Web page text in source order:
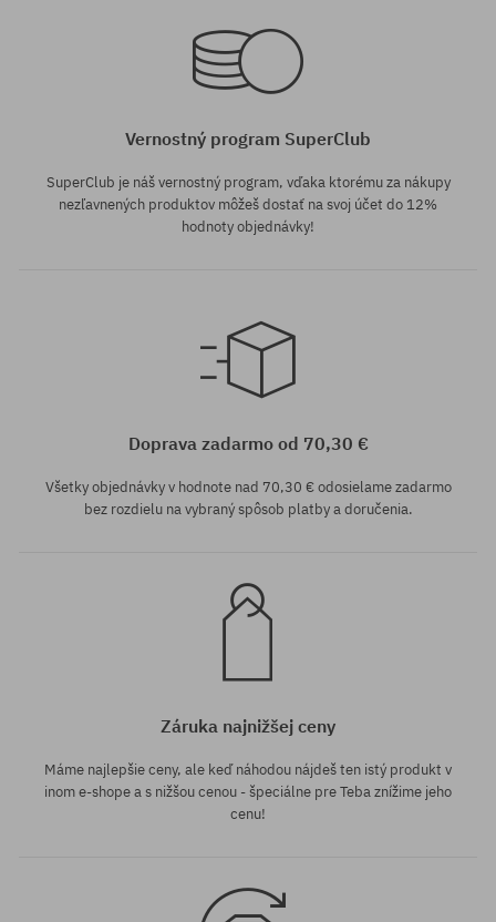
univerzálna veľkosť
Vernostný program SuperClub
SuperClub je náš vernostný program, vďaka ktorému za nákupy
nezľavnených produktov môžeš dostať na svoj účet do 12%
hodnoty objednávky!
Doprava zadarmo od 70,30 €
Všetky objednávky v hodnote nad 70,30 € odosielame zadarmo
bez rozdielu na vybraný spôsob platby a doručenia.
Záruka najnižšej ceny
Máme najlepšie ceny, ale keď náhodou nájdeš ten istý produkt v
inom e-shope a s nižšou cenou - špeciálne pre Teba znížime jeho
cenu!